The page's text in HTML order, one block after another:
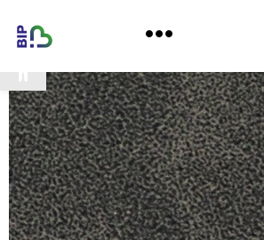
Werkzeugleiste öffnen